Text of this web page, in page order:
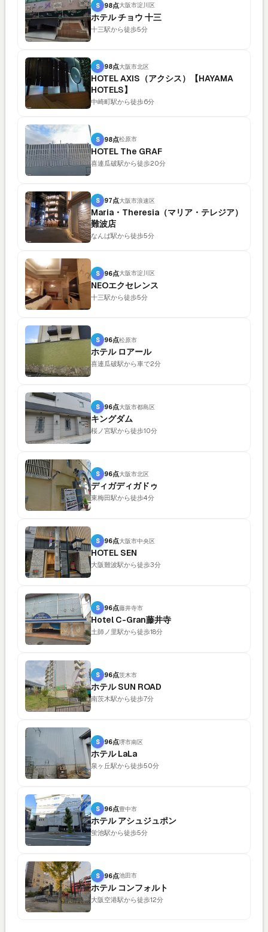
S 98点大阪市淀川区
ホテル チョウ 十三
十三駅から徒歩5分
S 98点大阪市北区
HOTEL AXIS（アクシス）【HAYAMA
HOTELS】
中崎町駅から徒歩6分
S 98点松原市
HOTEL The GRAF
喜連瓜破駅から徒歩20分
S 97点大阪市浪速区
Maria・Theresia（マリア・テレジア）
難波店
なんば駅から徒歩5分
S 96点大阪市淀川区
NEOエクセレンス
十三駅から徒歩5分
S 96点松原市
ホテル ロアール
喜連瓜破駅から車で2分
S 96点大阪市都島区
キングダム
桜ノ宮駅から徒歩10分
S 96点大阪市北区
ディガディガドゥ
東梅田駅から徒歩4分
S 96点大阪市中央区
HOTEL SEN
大阪難波駅から徒歩3分
S 96点藤井寺市
Hotel C-Gran藤井寺
土師ノ里駅から徒歩18分
S 96点茨木市
ホテル SUN ROAD
南茨木駅から徒歩7分
S 96点堺市南区
ホテル LaLa
泉ヶ丘駅から徒歩50分
S 96点豊中市
ホテル アシュジュポン
蛍池駅から徒歩5分
S 96点池田市
ホテル コンフォルト
大阪空港駅から徒歩12分